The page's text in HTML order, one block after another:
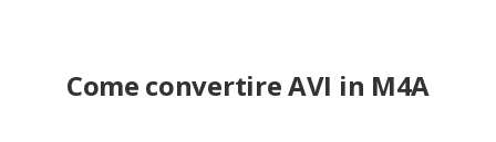
Come convertire AVI in M4A